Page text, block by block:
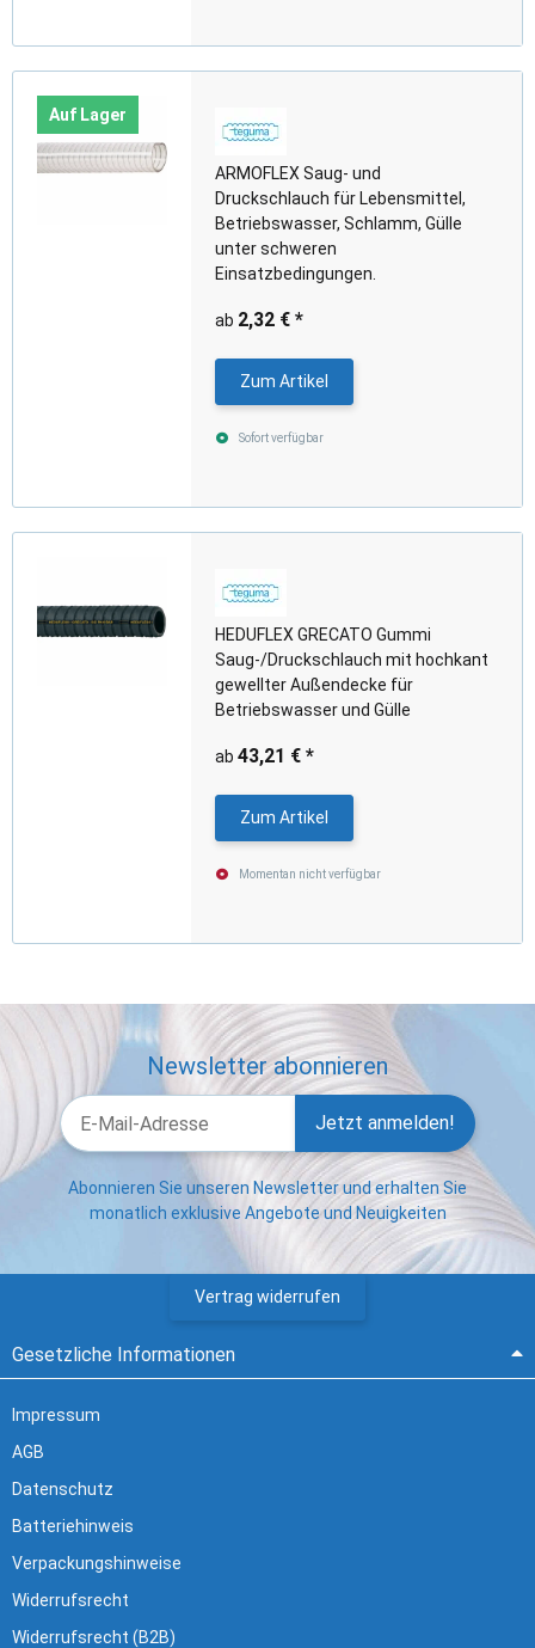
Auf Lager
ARMOFLEX Saug- und
Druckschlauch für Lebensmittel,
Betriebswasser, Schlamm, Gülle
unter schweren
Einsatzbedingungen.
ab 2,32 € *
Zum Artikel
Sofort verfügbar
HEDUFLEX GRECATO Gummi
Saug-/Druckschlauch mit hochkant
gewellter Außendecke für
Betriebswasser und Gülle
ab 43,21 € *
Zum Artikel
Momentan nicht verfügbar
Newsletter abonnieren
Jetzt anmelden!
Abonnieren Sie unseren Newsletter und erhalten Sie
monatlich exklusive Angebote und Neuigkeiten
Vertrag widerrufen
Gesetzliche Informationen
Impressum
AGB
Datenschutz
Batteriehinweis
Verpackungshinweise
Widerrufsrecht
Widerrufsrecht (B2B)